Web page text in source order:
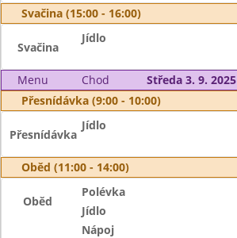
Svačina (15:00 - 16:00)
Svačina
Jídlo
Menu Chod
Středa 3. 9. 2025
Přesnídávka (9:00 - 10:00)
Přesnídávka
Jídlo
Oběd (11:00 - 14:00)
Oběd
Polévka
Jídlo
Nápoj